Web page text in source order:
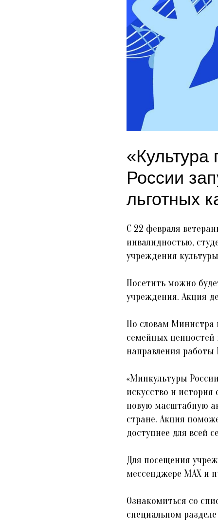
России
льготных
С 22 февраля
инвалидностью,
учреждения
Посетить можно
учреждения. Акция
По словам Министра
семейных
направления
«Минкультуры
искусство и
новую масштабную
стране. Акция
доступнее для всей
Для посещения
мессенджере MAX и
Ознакомиться со
специальном